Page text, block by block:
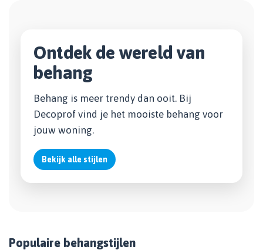
Ontdek de wereld van
behang
Behang is meer trendy dan ooit. Bij
Decoprof vind je het mooiste behang voor
jouw woning.
Bekijk alle stijlen
Populaire behangstijlen